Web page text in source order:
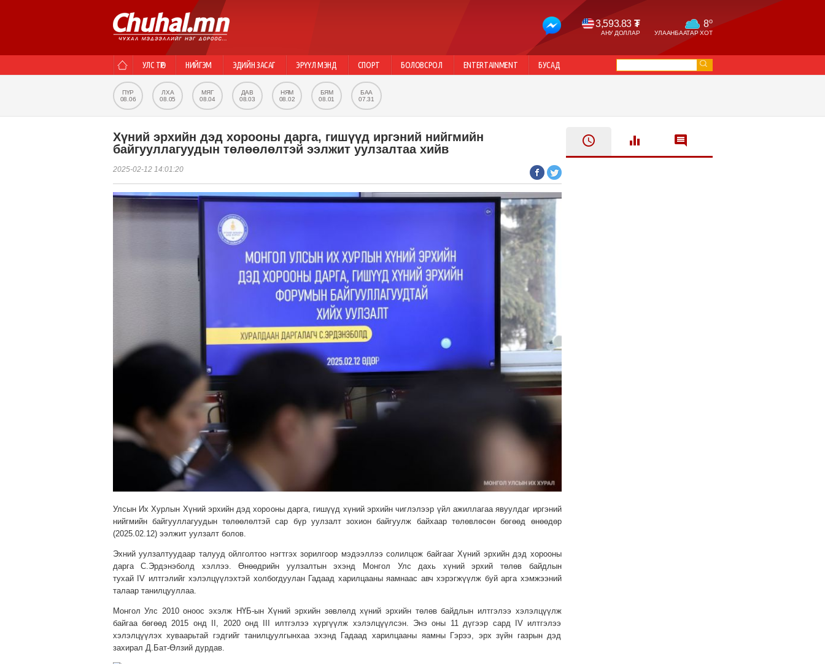
3,593.83 ₮
АНУ ДОЛЛАР
8o
УЛААНБААТАР ХОТ
УЛС ТӨР НИЙГЭМ ЭДИЙН ЗАСАГ ЭРҮҮЛ МЭНД СПОРТ БОЛОВСРОЛ ENTERTAINMENT БУСАД
ПҮР
08.06
ЛХА
08.05
МЯГ
08.04
ДАВ
08.03
НЯМ
08.02
БЯМ
08.01
БАА
07.31
Хүний эрхийн дэд хорооны дарга, гишүүд иргэний нийгмийн
байгууллагуудын төлөөлөлтэй ээлжит уулзалтаа хийв
2025-02-12 14:01:20
Улсын Их Хурлын Хүний эрхийн дэд хорооны дарга, гишүүд хүний эрхийн чиглэлээр үйл ажиллагаа явуулдаг иргэний
нийгмийн байгууллагуудын төлөөлөлтэй сар бүр уулзалт зохион байгуулж байхаар төлөвлөсөн бөгөөд өнөөдөр
(2025.02.12) ээлжит уулзалт болов.
Эхний уулзалтуудаар талууд ойлголтоо нэгтгэх зорилгоор мэдээллээ солилцож байгааг Хүний эрхийн дэд хорооны
дарга С.Эрдэнэболд хэллээ. Өнөөдрийн уулзалтын эхэнд Монгол Улс дахь хүний эрхий төлөв байдлын
тухай IV илтгэлийг хэлэлцүүлэхтэй холбогдуулан Гадаад харилцааны яамнаас авч хэрэгжүүлж буй арга хэмжээний
талаар танилцууллаа.
Монгол Улс 2010 оноос эхэлж НҮБ-ын Хүний эрхийн зөвлөлд хүний эрхийн төлөв байдлын илтгэлээ хэлэлцүүлж
байгаа бөгөөд 2015 онд II, 2020 онд III илтгэлээ хүргүүлж хэлэлцүүлсэн. Энэ оны 11 дүгээр сард IV илтгэлээ
хэлэлцүүлэх хуваарьтай гэдгийг танилцуулгынхаа эхэнд Гадаад харилцааны яамны Гэрээ, эрх зүйн газрын дэд
захирал Д.Бат-Өлзий дурдав.